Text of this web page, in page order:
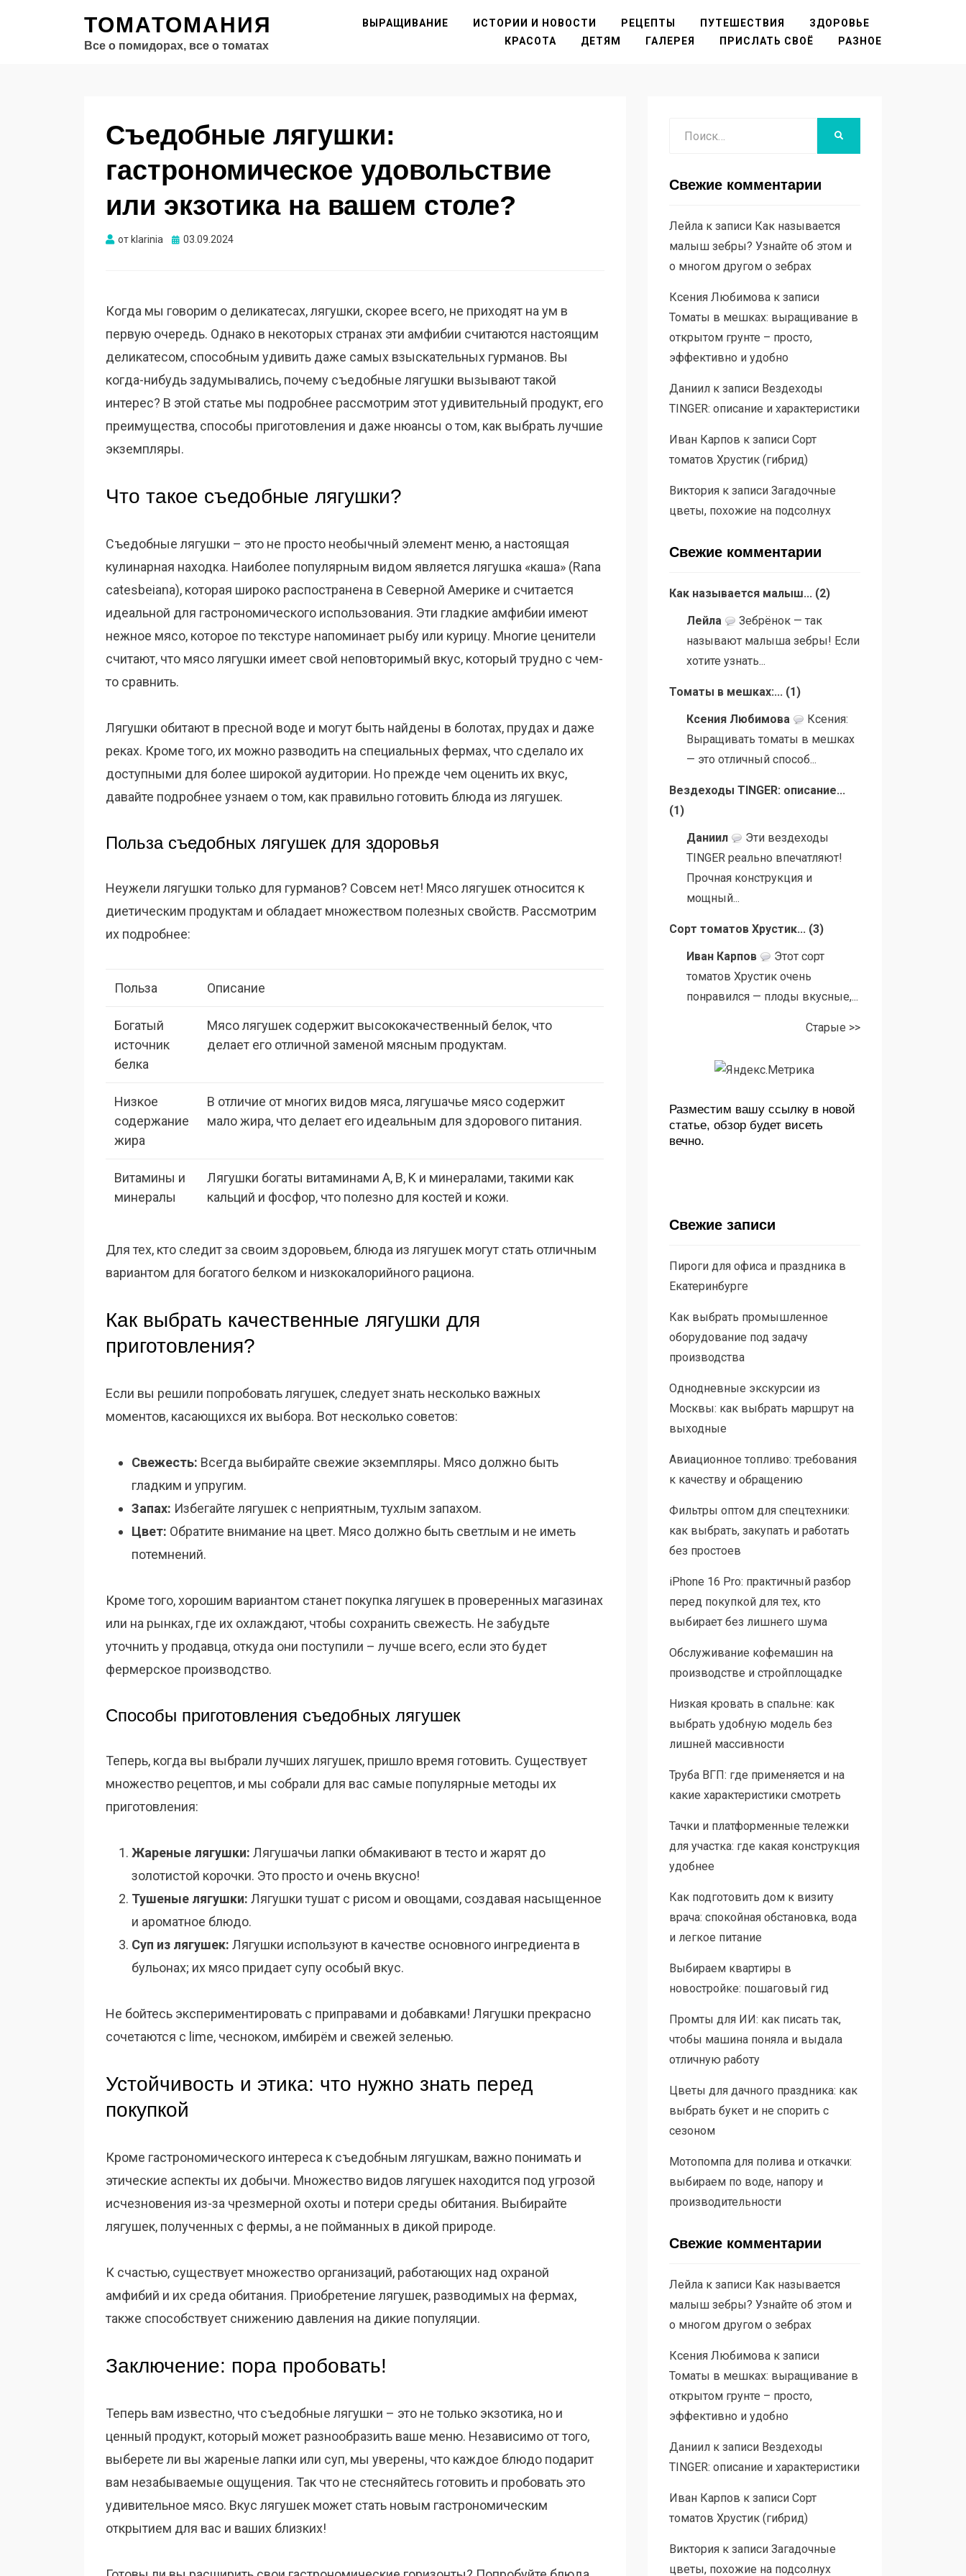
ТОМАТОМАНИЯ
Все о помидорах, все о томатах
ВЫРАЩИВАНИЕ ИСТОРИИ И НОВОСТИ РЕЦЕПТЫ ПУТЕШЕСТВИЯ
ЗДОРОВЬЕ
КРАСОТА
ДЕТЯМ ГАЛЕРЕЯ ПРИСЛАТЬ СВОЁ РАЗНОЕ
Съедобные лягушки:
гастрономическое удовольствие
или экзотика на вашем столе?
от klarinia Опубликовано
03.09.2024
Когда мы говорим о деликатесах, лягушки, скорее всего, не приходят на ум в
первую очередь. Однако в некоторых странах эти амфибии считаются настоящим
деликатесом, способным удивить даже самых взыскательных гурманов. Вы
когда-нибудь задумывались, почему съедобные лягушки вызывают такой
интерес? В этой статье мы подробнее рассмотрим этот удивительный продукт, его
преимущества, способы приготовления и даже нюансы о том, как выбрать лучшие
экземпляры.
Что такое съедобные лягушки?
Съедобные лягушки – это не просто необычный элемент меню, а настоящая
кулинарная находка. Наиболее популярным видом является лягушка «каша» (Rana
catesbeiana), которая широко распостранена в Северной Америке и считается
идеальной для гастрономического использования. Эти гладкие амфибии имеют
нежное мясо, которое по текстуре напоминает рыбу или курицу. Многие ценители
считают, что мясо лягушки имеет свой неповторимый вкус, который трудно с чем-
то сравнить.
Лягушки обитают в пресной воде и могут быть найдены в болотах, прудах и даже
реках. Кроме того, их можно разводить на специальных фермах, что сделало их
доступными для более широкой аудитории. Но прежде чем оценить их вкус,
давайте подробнее узнаем о том, как правильно готовить блюда из лягушек.
Польза съедобных лягушек для здоровья
Неужели лягушки только для гурманов? Совсем нет! Мясо лягушек относится к
диетическим продуктам и обладает множеством полезных свойств. Рассмотрим
их подробнее:
Польза Описание
Богатый
источник
белка
Мясо лягушек содержит высококачественный белок, что
делает его отличной заменой мясным продуктам.
Низкое
содержание
жира
В отличие от многих видов мяса, лягушачье мясо содержит
мало жира, что делает его идеальным для здорового питания.
Витамины и
минералы
Лягушки богаты витаминами A, B, K и минералами, такими как
кальций и фосфор, что полезно для костей и кожи.
Для тех, кто следит за своим здоровьем, блюда из лягушек могут стать отличным
вариантом для богатого белком и низкокалорийного рациона.
Как выбрать качественные лягушки для
приготовления?
Если вы решили попробовать лягушек, следует знать несколько важных
моментов, касающихся их выбора. Вот несколько советов:
Свежесть: Всегда выбирайте свежие экземпляры. Мясо должно быть
гладким и упругим.
Запах: Избегайте лягушек с неприятным, тухлым запахом.
Цвет: Обратите внимание на цвет. Мясо должно быть светлым и не иметь
потемнений.
Кроме того, хорошим вариантом станет покупка лягушек в проверенных магазинах
или на рынках, где их охлаждают, чтобы сохранить свежесть. Не забудьте
уточнить у продавца, откуда они поступили – лучше всего, если это будет
фермерское производство.
Способы приготовления съедобных лягушек
Теперь, когда вы выбрали лучших лягушек, пришло время готовить. Существует
множество рецептов, и мы собрали для вас самые популярные методы их
приготовления:
Жареные лягушки: Лягушачьи лапки обмакивают в тесто и жарят до
золотистой корочки. Это просто и очень вкусно!
Тушеные лягушки: Лягушки тушат с рисом и овощами, создавая насыщенное
и ароматное блюдо.
Суп из лягушек: Лягушки используют в качестве основного ингредиента в
бульонах; их мясо придает супу особый вкус.
Не бойтесь экспериментировать с приправами и добавками! Лягушки прекрасно
сочетаются с lime, чесноком, имбирём и свежей зеленью.
Устойчивость и этика: что нужно знать перед
покупкой
Кроме гастрономического интереса к съедобным лягушкам, важно понимать и
этические аспекты их добычи. Множество видов лягушек находится под угрозой
исчезновения из-за чрезмерной охоты и потери среды обитания. Выбирайте
лягушек, полученных с фермы, а не пойманных в дикой природе.
К счастью, существует множество организаций, работающих над охраной
амфибий и их среда обитания. Приобретение лягушек, разводимых на фермах,
также способствует снижению давления на дикие популяции.
Заключение: пора пробовать!
Теперь вам известно, что съедобные лягушки – это не только экзотика, но и
ценный продукт, который может разнообразить ваше меню. Независимо от того,
выберете ли вы жареные лапки или суп, мы уверены, что каждое блюдо подарит
вам незабываемые ощущения. Так что не стесняйтесь готовить и пробовать это
удивительное мясо. Вкус лягушек может стать новым гастрономическим
открытием для вас и ваших близких!
Свежие комментарии
Лейлак записи Как называется
малыш зебры? Узнайте об этом и
о многом другом о зебрах
Ксения Любимовак записи
Томаты в мешках: выращивание в
открытом грунте – просто,
эффективно и удобно
Даниилк записи Вездеходы
TINGER: описание и характеристики
Иван Карпов к записи Сорт
томатов Хрустик (гибрид)
Викторияк записи Загадочные
цветы, похожие на подсолнух
Свежие комментарии
Как называется малыш... (2)
Лейла
Зебрёнок — так
называют малыша зебры! Если
хотите узнать...
Томаты в мешках:... (1)
Ксения Любимова
Ксения:
Выращивать томаты в мешках
— это отличный способ...
Вездеходы TINGER: описание...
(1)
Даниил
Эти вездеходы
TINGER реально впечатляют!
Прочная конструкция и
мощный...
Сорт томатов Хрустик... (3)
Иван Карпов
Этот сорт
томатов Хрустик очень
понравился — плоды вкусные,...
Старые >>
Разместим вашу ссылку в новой
статье, обзор будет висеть
вечно.
Свежие записи
Пироги для офиса и праздника в
Екатеринбурге
Как выбрать промышленное
оборудование под задачу
производства
Однодневные экскурсии из
Москвы: как выбрать маршрут на
выходные
Авиационное топливо: требования
к качеству и обращению
Фильтры оптом для спецтехники:
как выбрать, закупать и работать
без простоев
iPhone 16 Pro: практичный разбор
перед покупкой для тех, кто
выбирает без лишнего шума
Обслуживание кофемашин на
производстве и стройплощадке
Низкая кровать в спальне: как
выбрать удобную модель без
лишней массивности
Труба ВГП: где применяется и на
какие характеристики смотреть
Тачки и платформенные тележки
для участка: где какая конструкция
удобнее
Как подготовить дом к визиту
врача: спокойная обстановка, вода
и легкое питание
Выбираем квартиры в
новостройке: пошаговый гид
Промты для ИИ: как писать так,
чтобы машина поняла и выдала
отличную работу
Цветы для дачного праздника: как
выбрать букет и не спорить с
сезоном
Мотопомпа для полива и откачки:
выбираем по воде, напору и
производительности
Свежие комментарии
Лейлак записи Как называется
малыш зебры? Узнайте об этом и
о многом другом о зебрах
Ксения Любимовак записи
Томаты в мешках: выращивание в
открытом грунте – просто,
эффективно и удобно
Даниилк записи Вездеходы
TINGER: описание и характеристики
Иван Карпов к записи Сорт
томатов Хрустик (гибрид)
Викторияк записи Загадочные
цветы, похожие на подсолнух